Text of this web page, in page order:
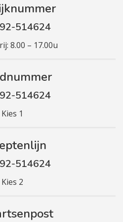
514624
8.00 – 17.00u
514624
Kies 1
514624
Kies 2